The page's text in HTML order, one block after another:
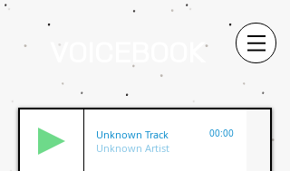
VOICEBOOK
Unknown Track
Unknown Artist
00:00